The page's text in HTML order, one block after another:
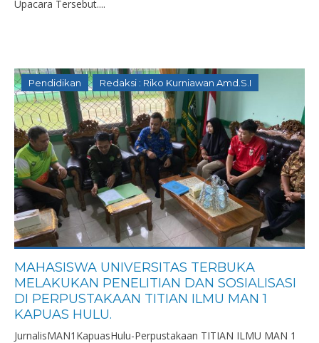
Upacara Tersebut....
Pendidikan Redaksi : Riko Kurniawan Amd.S.I
MAHASISWA UNIVERSITAS TERBUKA
MELAKUKAN PENELITIAN DAN SOSIALISASI
DI PERPUSTAKAAN TITIAN ILMU MAN 1
KAPUAS HULU.
JurnalisMAN1KapuasHulu-Perpustakaan TITIAN ILMU MAN 1